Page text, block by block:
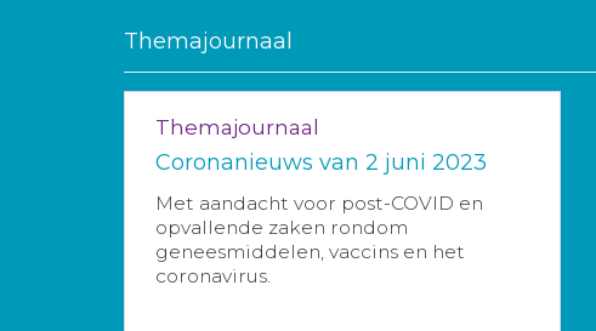
Themajournaal
Themajournaal
Coronanieuws van 2 juni 2023
Met aandacht voor post-COVID en
opvallende zaken rondom
geneesmiddelen, vaccins en het
coronavirus.